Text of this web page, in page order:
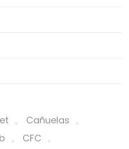
Cañuelas
CFC